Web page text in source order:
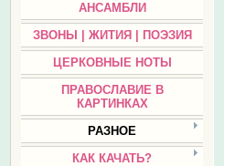
АНСАМБЛИ
ЗВОНЫ | ЖИТИЯ | ПОЭЗИЯ
ЦЕРКОВНЫЕ НОТЫ
ПРАВОСЛАВИЕ В
КАРТИНКАХ
РАЗНОЕ
КАК КАЧАТЬ?